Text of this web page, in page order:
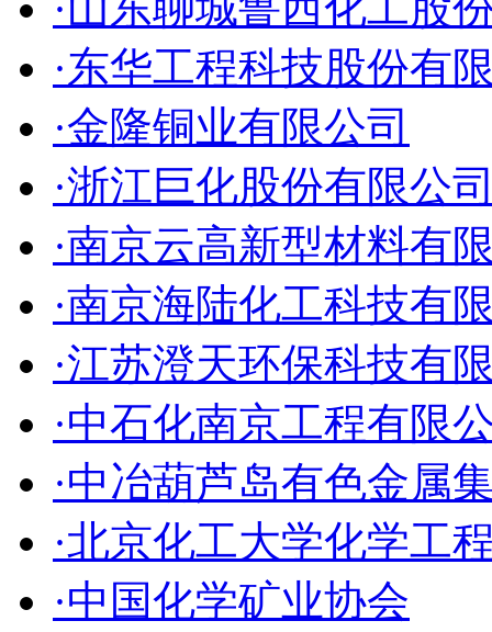
·东华工程科技股份有
·金隆铜业有限公司
·浙江巨化股份有限公
·南京云高新型材料有
·南京海陆化工科技有
·江苏澄天环保科技有
·中石化南京工程有限
·中冶葫芦岛有色金属
·北京化工大学化学工
·中国化学矿业协会